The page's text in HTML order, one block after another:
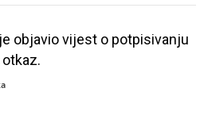
objavio vijest o potpisivanju